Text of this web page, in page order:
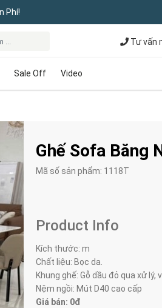
Phí!
Sale Off Video
Tư vấn
Ghế Sofa Băng
Mã số sản phẩm: 1118T
Product Info
Kích thước: m
Chất liệu: Bọc da.
Khung ghế: Gỗ dầu đỏ qua xử lý,
Nệm ngồi: Mút D40 cao cấp
Giá bán: 0đ